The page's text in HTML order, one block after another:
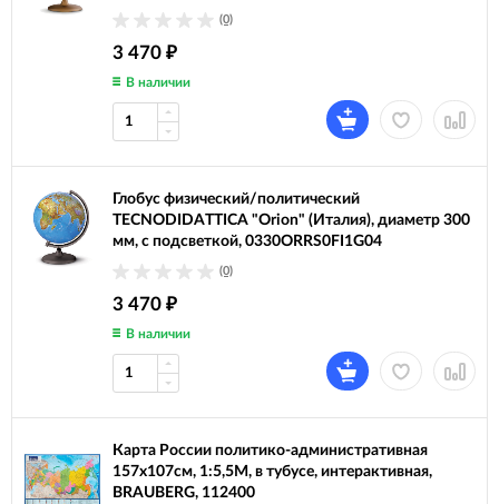
(0)
3 470 ₽
В наличии
Глобус физический/политический
TECNODIDATTICA "Orion" (Италия), диаметр 300
мм, с подсветкой, 0330ORRS0FI1G04
(0)
3 470 ₽
В наличии
Карта России политико-административная
157х107см, 1:5,5М, в тубусе, интерактивная,
BRAUBERG, 112400